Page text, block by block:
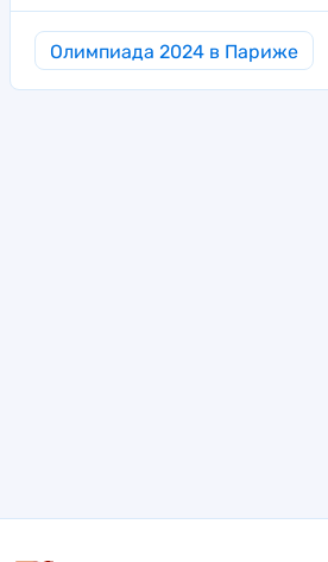
Олимпиада 2024 в Париже